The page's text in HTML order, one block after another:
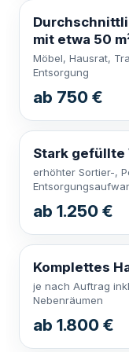
mit etwa 50
Möbel, Hausrat,
Entsorgung
ab 750 €
Stark gefüllte
erhöhter Sortier-,
ab 1.250 €
Komplettes
je nach Auftrag
Nebenräumen
ab 1.800 €